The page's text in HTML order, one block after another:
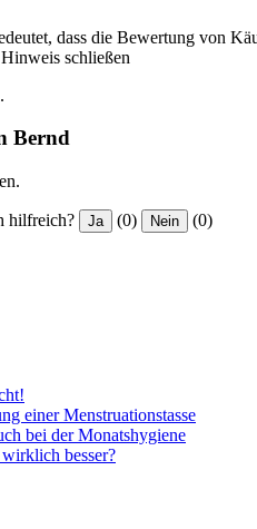
dass die Bewertung von
Hinweis schließen
Bernd
hilfreich? Ja (0) Nein (0)
einer Menstruationstasse
bei der Monatshygiene
besser?